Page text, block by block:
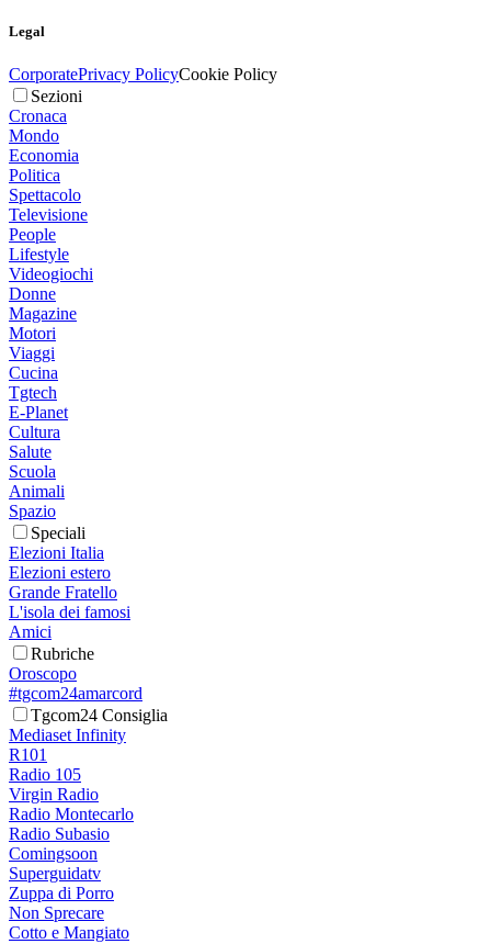
Legal
CorporatePrivacy PolicyCookie Policy
Sezioni
Cronaca
Mondo
Economia
Politica
Spettacolo
Televisione
People
Lifestyle
Videogiochi
Donne
Magazine
Motori
Viaggi
Cucina
Tgtech
E-Planet
Cultura
Salute
Scuola
Animali
Spazio
Speciali
Elezioni Italia
Elezioni estero
Grande Fratello
L'isola dei famosi
Amici
Rubriche
Oroscopo
#tgcom24amarcord
Tgcom24 Consiglia
Mediaset Infinity
R101
Radio 105
Virgin Radio
Radio Montecarlo
Radio Subasio
Comingsoon
Superguidatv
Zuppa di Porro
Non Sprecare
Cotto e Mangiato